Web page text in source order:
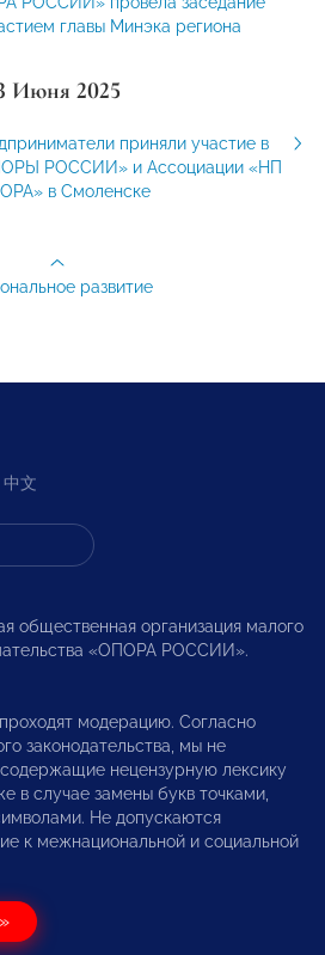
главы Минэка региона
Июня 2025
приняли участие в
РОССИИ» и Ассоциации «НП
в Смоленске
развитие
中文
общественная организация малого
«ОПОРА РОССИИ».
модерацию. Согласно
законодательства, мы не
нецензурную лексику
в случае замены букв точками,
Не допускаются
к межнациональной и социальной